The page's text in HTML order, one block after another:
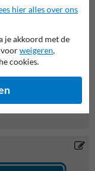
hier alles over ons
je akkoord met de
voorweigeren,
cookies.